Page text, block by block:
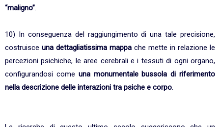
“maligno”.
10) In conseguenza del raggiungimento di una tale precisione,
costruisce una dettagliatissima mappa che mette in relazione le
percezioni psichiche, le aree cerebrali e i tessuti di ogni organo,
configurandosi come una monumentale bussola di riferimento
nel a descrizione delle interazioni tra psiche e corpo.